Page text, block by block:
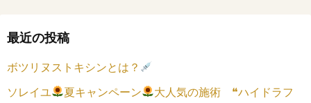
最近の投稿
ボツリヌストキシンとは？
ソレイユ 夏キャンペーン
大人気の施術 ❝ハイドラフ